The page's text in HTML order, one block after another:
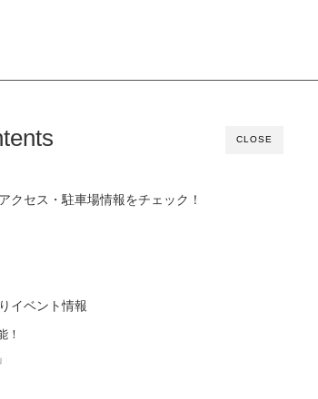
CLOSE
クセス・駐車場情報をチェック！
イベント情報
！